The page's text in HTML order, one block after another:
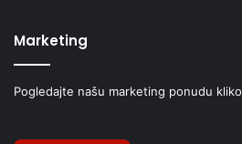
Marketing
Pogledajte našu marketing ponudu